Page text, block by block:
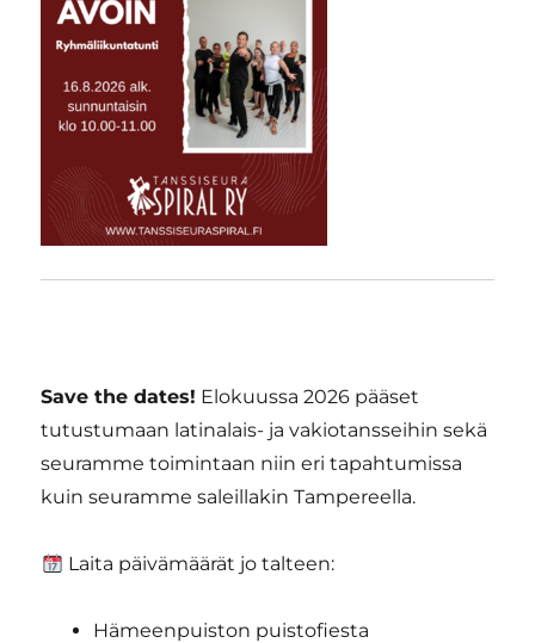
Save the dates! Elokuussa 2026 pääset
tutustumaan latinalais- ja vakiotansseihin sekä
seuramme toimintaan niin eri tapahtumissa
kuin seuramme saleillakin Tampereella.
Laita päivämäärät jo talteen:
Hämeenpuiston puistofiesta